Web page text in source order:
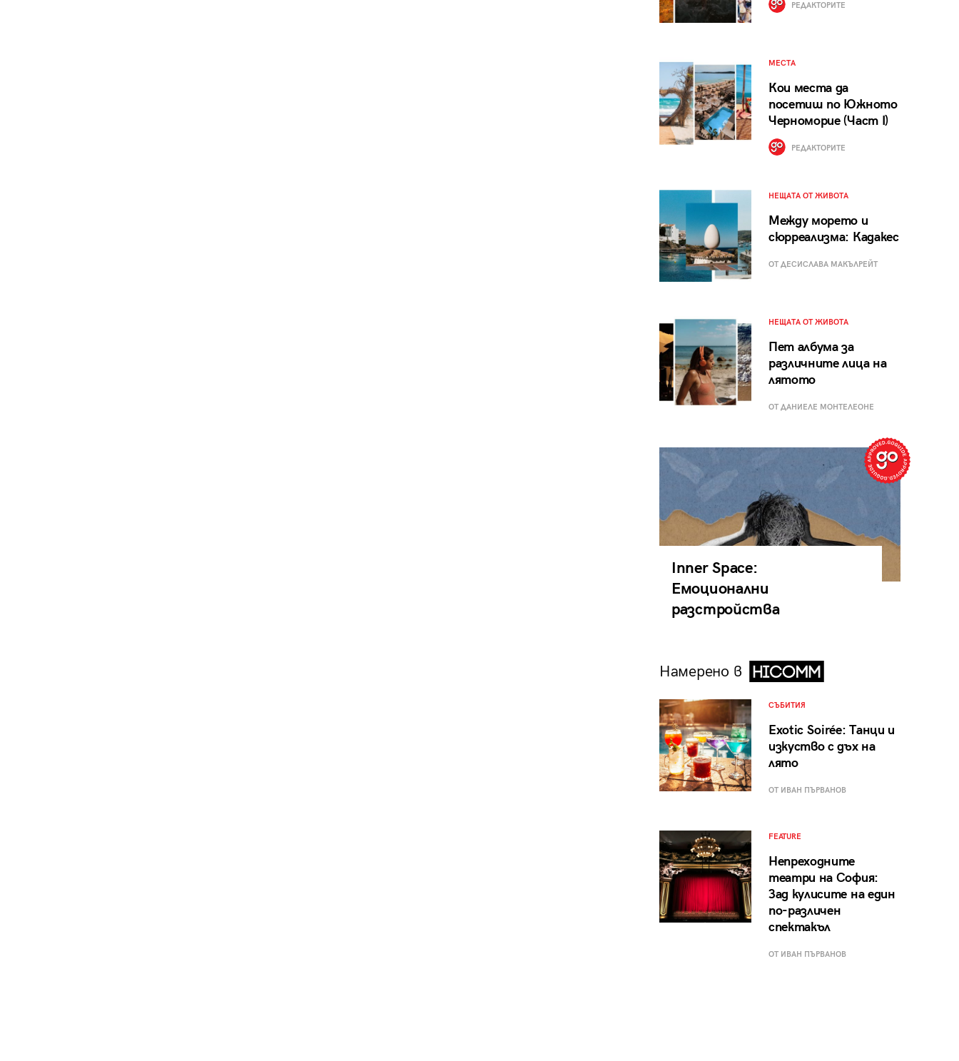
РЕДАКТОРИТЕ
МЕСТА
Кои места да
посетиш по Южното
Черноморие (Част I)
РЕДАКТОРИТЕ
НЕЩАТА ОТ ЖИВОТА
Между морето и
сюрреализма: Кадакес
ОТ ДЕСИСЛАВА МАКЪЛРЕЙТ
НЕЩАТА ОТ ЖИВОТА
Пет албума за
различните лица на
лятото
ОТ ДАНИЕЛЕ МОНТЕЛЕОНЕ
Inner Space:
Емоционални
разстройства
Намерено в
СЪБИТИЯ
Exotic Soirée: Танци и
изкуство с дъх на
лято
ОТ ИВАН ПЪРВАНОВ
FEATURE
Непреходните
театри на София:
Зад кулисите на един
по-различен
спектакъл
ОТ ИВАН ПЪРВАНОВ